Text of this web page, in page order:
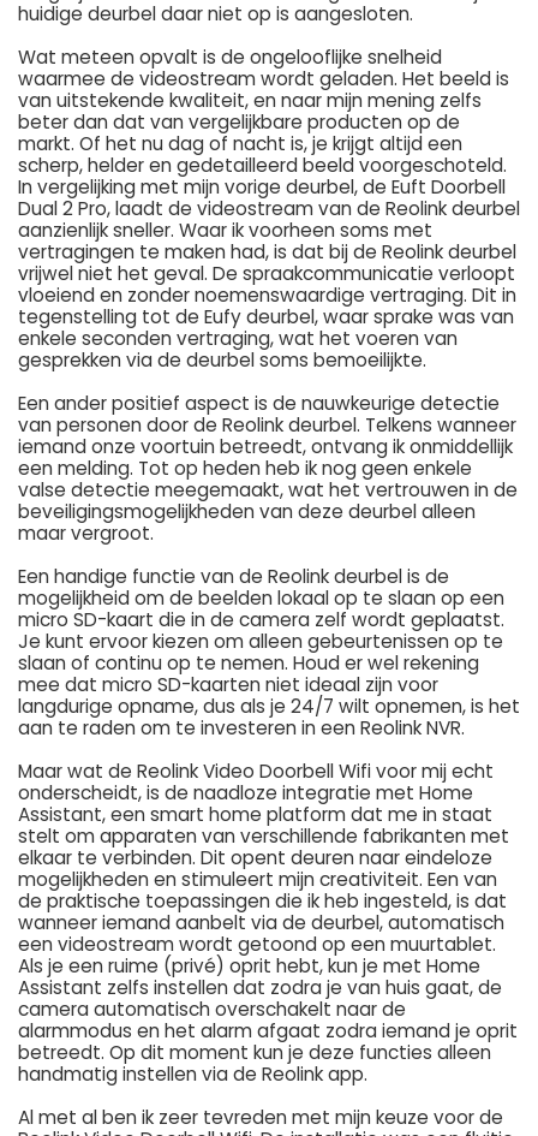
huidige deurbel daar niet op is aangesloten.
Wat meteen opvalt is de ongelooflijke snelheid
waarmee de videostream wordt geladen. Het beeld is
van uitstekende kwaliteit, en naar mijn mening zelfs
beter dan dat van vergelijkbare producten op de
markt. Of het nu dag of nacht is, je krijgt altijd een
scherp, helder en gedetailleerd beeld voorgeschoteld.
In vergelijking met mijn vorige deurbel, de Euft Doorbell
Dual 2 Pro, laadt de videostream van de Reolink deurbel
aanzienlijk sneller. Waar ik voorheen soms met
vertragingen te maken had, is dat bij de Reolink deurbel
vrijwel niet het geval. De spraakcommunicatie verloopt
vloeiend en zonder noemenswaardige vertraging. Dit in
tegenstelling tot de Eufy deurbel, waar sprake was van
enkele seconden vertraging, wat het voeren van
gesprekken via de deurbel soms bemoeilijkte.
Een ander positief aspect is de nauwkeurige detectie
van personen door de Reolink deurbel. Telkens wanneer
iemand onze voortuin betreedt, ontvang ik onmiddellijk
een melding. Tot op heden heb ik nog geen enkele
valse detectie meegemaakt, wat het vertrouwen in de
beveiligingsmogelijkheden van deze deurbel alleen
maar vergroot.
Een handige functie van de Reolink deurbel is de
mogelijkheid om de beelden lokaal op te slaan op een
micro SD-kaart die in de camera zelf wordt geplaatst.
Je kunt ervoor kiezen om alleen gebeurtenissen op te
slaan of continu op te nemen. Houd er wel rekening
mee dat micro SD-kaarten niet ideaal zijn voor
langdurige opname, dus als je 24/7 wilt opnemen, is het
aan te raden om te investeren in een Reolink NVR.
Maar wat de Reolink Video Doorbell Wifi voor mij echt
onderscheidt, is de naadloze integratie met Home
Assistant, een smart home platform dat me in staat
stelt om apparaten van verschillende fabrikanten met
elkaar te verbinden. Dit opent deuren naar eindeloze
mogelijkheden en stimuleert mijn creativiteit. Een van
de praktische toepassingen die ik heb ingesteld, is dat
wanneer iemand aanbelt via de deurbel, automatisch
een videostream wordt getoond op een muurtablet.
Als je een ruime (privé) oprit hebt, kun je met Home
Assistant zelfs instellen dat zodra je van huis gaat, de
camera automatisch overschakelt naar de
alarmmodus en het alarm afgaat zodra iemand je oprit
betreedt. Op dit moment kun je deze functies alleen
handmatig instellen via de Reolink app.
Al met al ben ik zeer tevreden met mijn keuze voor de